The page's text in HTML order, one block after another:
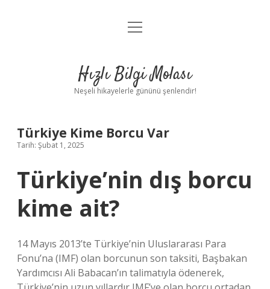
Anasayfa
Yasal Uyarı
menüyü
Hızlı Bilgi Molası
Neşeli hikayelerle gününü şenlendir!
Türkiye Kime Borcu Var
Tarih: Şubat 1, 2025
Türkiye’nin dış borcu
kime ait?
14 Mayıs 2013’te Türkiye’nin Uluslararası Para
Fonu’na (IMF) olan borcunun son taksiti, Başbakan
Yardımcısı Ali Babacan’ın talimatıyla ödenerek,